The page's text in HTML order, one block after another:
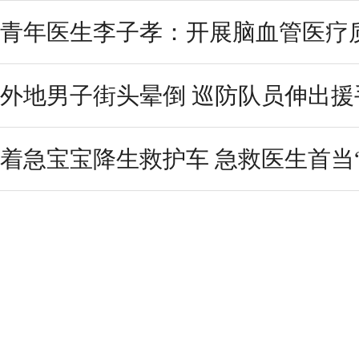
青年医生李子孝：开展脑血管医疗
外地男子街头晕倒 巡防队员伸出
着急宝宝降生救护车 急救医生首当